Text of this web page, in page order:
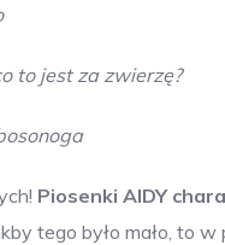
to jest za zwierzę?
Piosenki AIDY
tego było mało, to